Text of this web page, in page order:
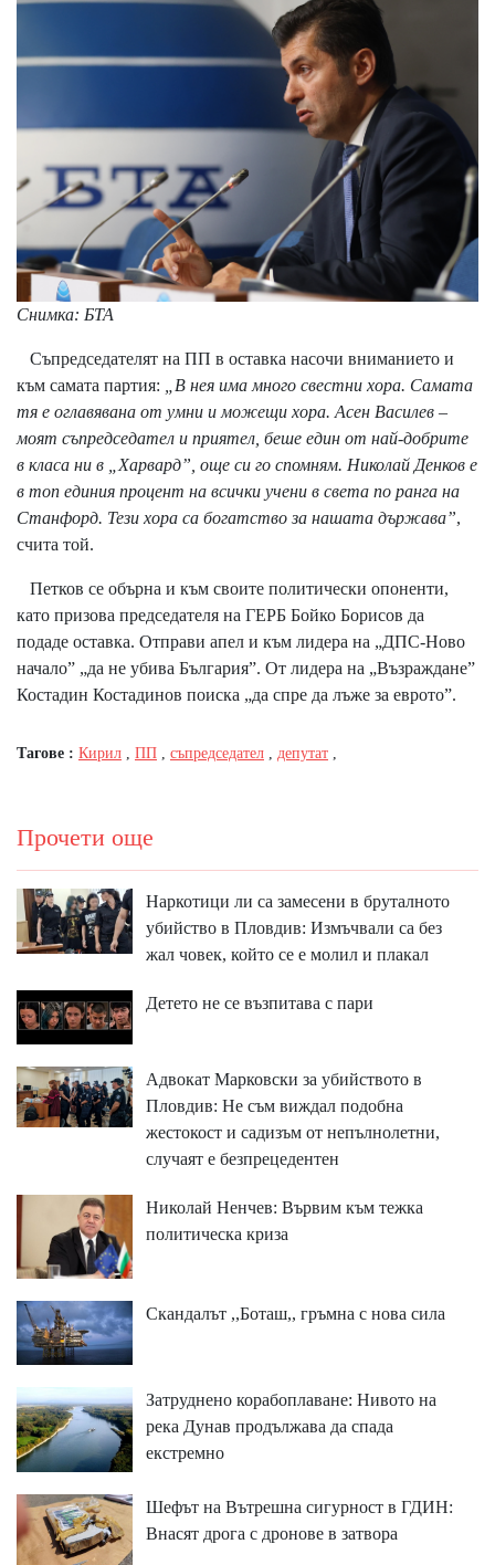
Снимка: БТА
Съпредседателят на ПП в оставка насочи вниманието и
към самата партия: „В нея има много свестни хора. Самата
тя е оглавявана от умни и можещи хора. Асен Василев –
моят съпредседател и приятел, беше един от най-добрите
в класа ни в „Харвард”, още си го спомням. Николай Денков е
в топ единия процент на всички учени в света по ранга на
Станфорд. Тези хора са богатство за нашата държава”,
счита той.
Петков се обърна и към своите политически опоненти,
като призова председателя на ГЕРБ Бойко Борисов да
подаде оставка. Отправи апел и към лидера на „ДПС-Ново
начало” „да не убива България”. От лидера на „Възраждане”
Костадин Костадинов поиска „да спре да лъже за еврото”.
Тагове : Кирил , ПП , съпредседател , депутат ,
Прочети още
Наркотици ли са замесени в бруталното
убийство в Пловдив: Измъчвали са без
жал човек, който се е молил и плакал
Детето не се възпитава с пари
Адвокат Марковски за убийството в
Пловдив: Не съм виждал подобна
жестокост и садизъм от непълнолетни,
случаят е безпрецедентен
Николай Ненчев: Вървим към тежка
политическа криза
Скандалът ,,Боташ,, гръмна с нова сила
Затруднено корабоплаване: Нивото на
река Дунав продължава да спада
екстремно
Шефът на Вътрешна сигурност в ГДИН:
Внасят дрога с дронове в затвора